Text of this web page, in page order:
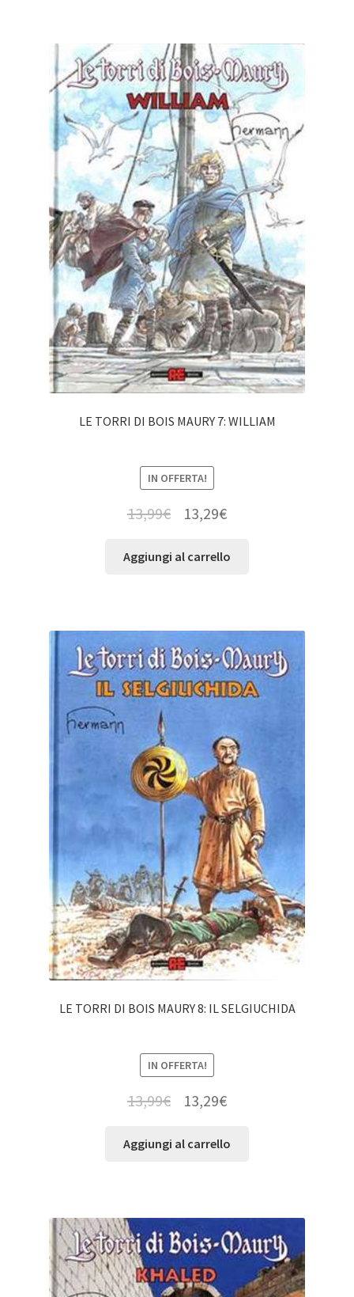
LE TORRI DI BOIS MAURY 7: WILLIAM
IN OFFERTA!
13,99€ 13,29€
Aggiungi al carrello
LE TORRI DI BOIS MAURY 8: IL SELGIUCHIDA
IN OFFERTA!
13,99€ 13,29€
Aggiungi al carrello